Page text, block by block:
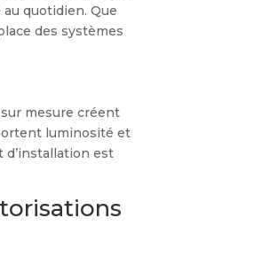
quotidien. Que
des systèmes
mesure créent
luminosité et
d’installation est